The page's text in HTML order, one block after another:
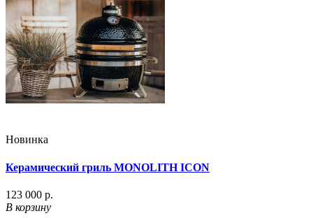
Новинка
Керамический гриль MONOLITH ICON
123 000 р.
В корзину